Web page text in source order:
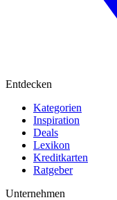
Entdecken
Kategorien
Inspiration
Deals
Lexikon
Kreditkarten
Ratgeber
Unternehmen